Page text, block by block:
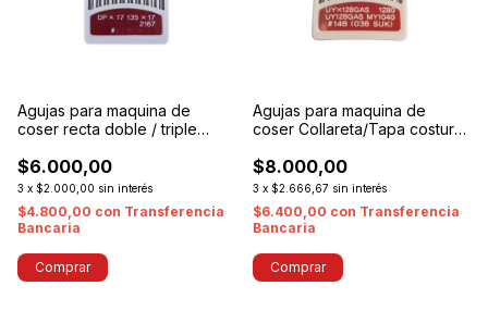
Agujas para maquina de
coser recta doble / triple
$6.000,00
3 x $2.000,00 sin interés
$4.800,00 con Transferencia
Bancaria
Comprar
Agujas para maquina de
coser Collareta/Tapa costura
$8.000,00
3 x $2.666,67 sin interés
$6.400,00 con Transferencia
Bancaria
Comprar